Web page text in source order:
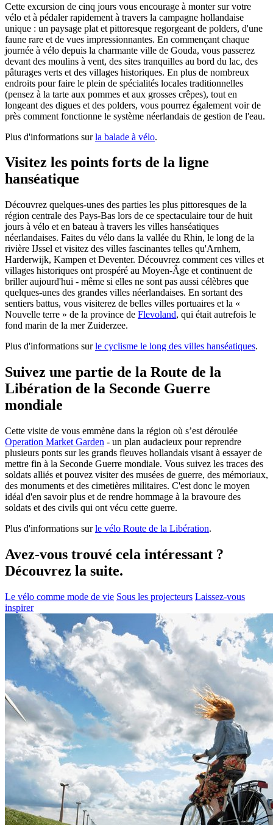
Cette excursion de cinq jours vous encourage à monter sur votre
vélo et à pédaler rapidement à travers la campagne hollandaise
unique : un paysage plat et pittoresque regorgeant de polders, d'une
faune rare et de vues impressionnantes. En commençant chaque
journée à vélo depuis la charmante ville de Gouda, vous passerez
devant des moulins à vent, des sites tranquilles au bord du lac, des
pâturages verts et des villages historiques. En plus de nombreux
endroits pour faire le plein de spécialités locales traditionnelles
(pensez à la tarte aux pommes et aux grosses crêpes), tout en
longeant des digues et des polders, vous pourrez également voir de
près comment fonctionne le système néerlandais de gestion de l'eau.
Plus d'informations surla balade à vélo.
Visitez les points forts de la ligne
hanséatique
Découvrez quelques-unes des parties les plus pittoresques de la
région centrale des Pays-Bas lors de ce spectaculaire tour de huit
jours à vélo et en bateau à travers les villes hanséatiques
néerlandaises. Faites du vélo dans la vallée du Rhin, le long de la
rivière IJssel et visitez des villes fascinantes telles qu'Arnhem,
Harderwijk, Kampen et Deventer. Découvrez comment ces villes et
villages historiques ont prospéré au Moyen-Âge et continuent de
briller aujourd'hui - même si elles ne sont pas aussi célèbres que
quelques-unes des grandes villes néerlandaises. En sortant des
sentiers battus, vous visiterez de belles villes portuaires et la «
Nouvelle terre » de la province de Flevoland, qui était autrefois le
fond marin de la mer Zuiderzee.
Plus d'informations surle cyclisme le long des villes hanséatiques.
Suivez une partie de la Route de la
Libération de la Seconde Guerre
mondiale
Cette visite de vous emmène dans la région où s’est déroulée
Operation Market Garden - un plan audacieux pour reprendre
plusieurs ponts sur les grands fleuves hollandais visant à essayer de
mettre fin à la Seconde Guerre mondiale. Vous suivez les traces des
soldats alliés et pouvez visiter des musées de guerre, des mémoriaux,
des monuments et des cimetières militaires. C'est donc le moyen
idéal d'en savoir plus et de rendre hommage à la bravoure des
soldats et des civils qui ont vécu cette guerre.
Plus d'informations surle vélo Route de la Libération.
Avez-vous trouvé cela intéressant ?
Découvrez la suite.
Le vélo comme mode de vie Sous les projecteurs Laissez-vous
inspirer